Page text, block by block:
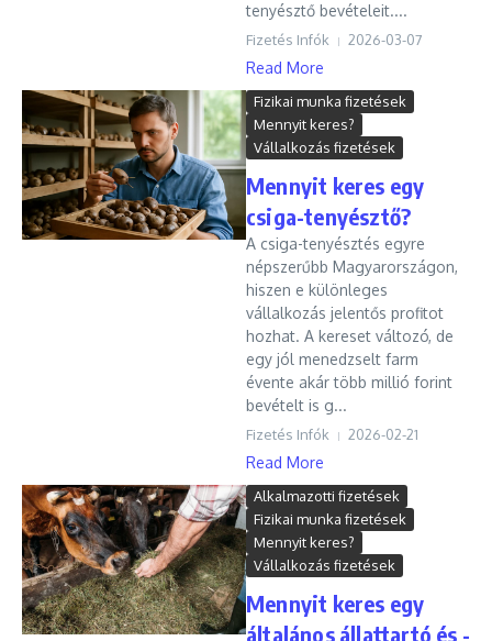
tenyésztő bevételeit....
Fizetés Infók 2026-03-07
Read More
Fizikai munka fizetések
Mennyit keres?
Vállalkozás fizetések
Mennyit keres egy
csiga-tenyésztő?
A csiga-tenyésztés egyre
népszerűbb Magyarországon,
hiszen e különleges
vállalkozás jelentős profitot
hozhat. A kereset változó, de
egy jól menedzselt farm
évente akár több millió forint
bevételt is g...
Fizetés Infók 2026-02-21
Read More
Alkalmazotti fizetések
Fizikai munka fizetések
Mennyit keres?
Vállalkozás fizetések
Mennyit keres egy
általános állattartó és -